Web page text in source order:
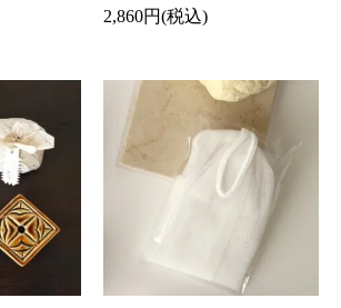
2,860円(税込)